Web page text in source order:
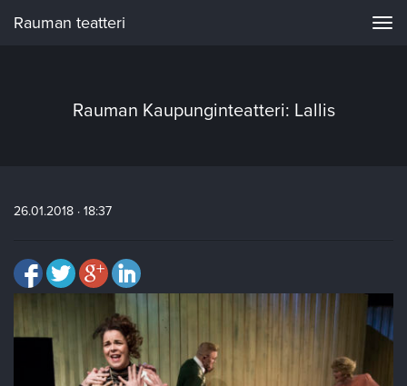
Rauman teatteri
Rauman Kaupunginteatteri: Lallis
26.01.2018 · 18:37